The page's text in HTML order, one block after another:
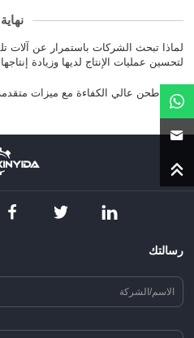
نهاية
لماذا تبحث الشركات باستمرار عن آلات
لتحسين عمليات الإنتاج لديها وزيادة إنتاجها
رأس طحن عالي الكفاءة مع ميزات
رسالتك